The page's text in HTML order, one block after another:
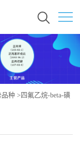
种 > 四氟乙烷-beta-磺